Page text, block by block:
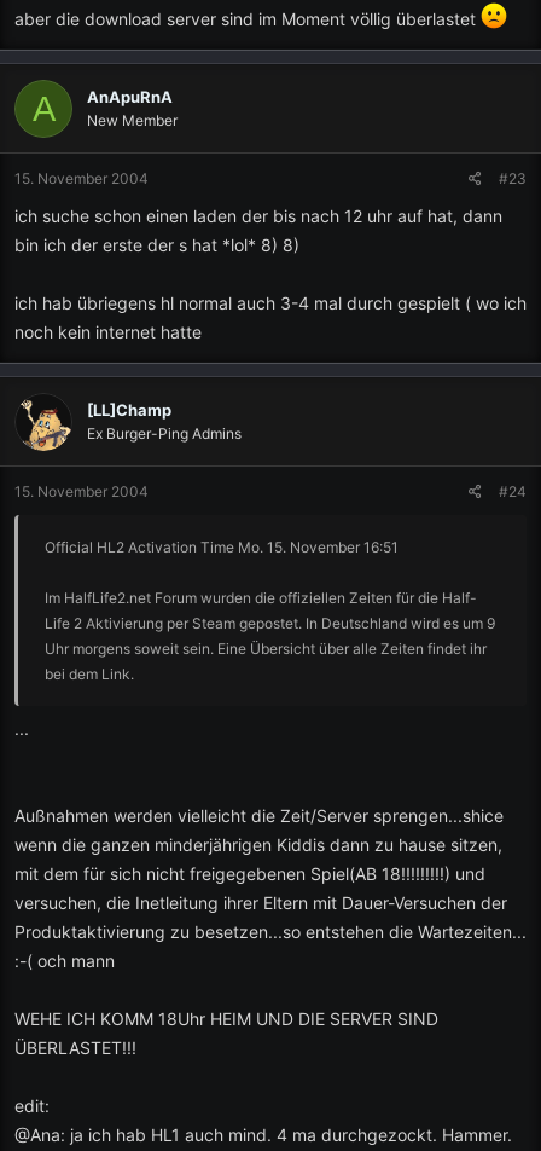
aber die download server sind im Moment völlig überlastet
A AnApuRnA
New Member
15. November 2004 #23
ich suche schon einen laden der bis nach 12 uhr auf hat, dann
bin ich der erste der s hat *lol* 8) 8)
ich hab übriegens hl normal auch 3-4 mal durch gespielt ( wo ich
noch kein internet hatte
[LL]Champ
Ex Burger-Ping Admins
15. November 2004 #24
Official HL2 Activation Time Mo. 15. November 16:51
Im HalfLife2.net Forum wurden die offiziellen Zeiten für die Half-
Life 2 Aktivierung per Steam gepostet. In Deutschland wird es um 9
Uhr morgens soweit sein. Eine Übersicht über alle Zeiten findet ihr
bei dem Link.
...
Außnahmen werden vielleicht die Zeit/Server sprengen...shice
wenn die ganzen minderjährigen Kiddis dann zu hause sitzen,
mit dem für sich nicht freigegebenen Spiel(AB 18!!!!!!!!!) und
versuchen, die Inetleitung ihrer Eltern mit Dauer-Versuchen der
Produktaktivierung zu besetzen...so entstehen die Wartezeiten...
:-( och mann
WEHE ICH KOMM 18Uhr HEIM UND DIE SERVER SIND
ÜBERLASTET!!!
edit:
@Ana: ja ich hab HL1 auch mind. 4 ma durchgezockt. Hammer.